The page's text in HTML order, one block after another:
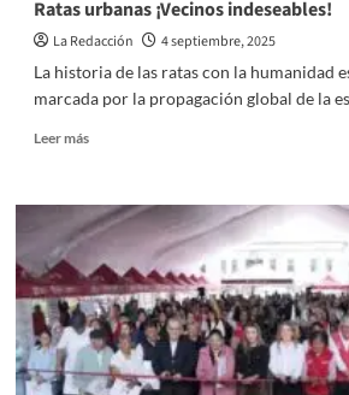
Ratas urbanas ¡Vecinos indeseables!
La Redacción
4 septiembre, 2025
La historia de las ratas con la humanidad
marcada por la propagación global de la
Leer másRead
Ratas
urbanas
¡Vecinos
indeseables!